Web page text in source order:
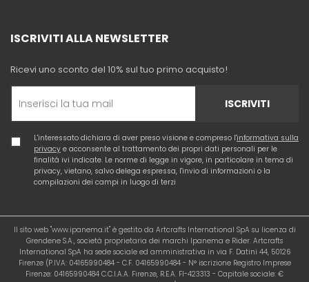
ISCRIVITI ALLA NEWSLETTER
Ricevi uno sconto del 10% sul tuo primo acquisto!
ISCRIVITI
L'interessato dichiara di aver preso visione e compreso l'informativa sulla
privacy e acconsente al trattamento dei propri dati personali per le
finalità ivi indicate. Le norme di legge in vigore, in particolare in tema di
privacy, vietano, salvo delega espressa, l'invio di informazioni o la
compilazioni dei campi in luogo di terzi
Il sito web "www.ipanema.it" è gestito da Artcrafts International SpA su licenza di
Grendene S.A., società proprietaria dei marchi Ipanema e Rider. Artcrafts
International SpA ha sede sociale ed amministrativa in via F. Datini 44, 50126
Firenze (P.IVA: 04165990484 - C.F. 04165990484 - N° iscrizione Registro Imprese
Firenze: 04165990484 C.C.I.A.A. Firenze, R.E.A. FI-423313 - Capitale sociale: €